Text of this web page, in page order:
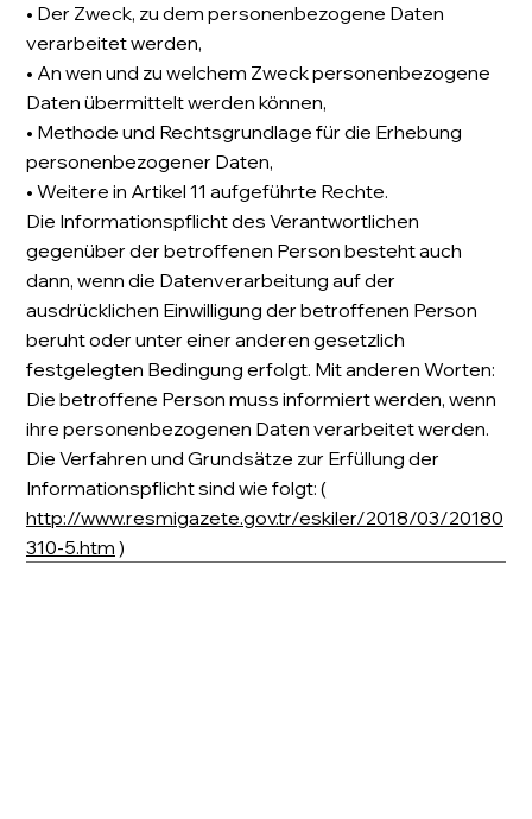
• Der Zweck, zu dem personenbezogene Daten
verarbeitet werden,
• An wen und zu welchem Zweck personenbezogene
Daten übermittelt werden können,
• Methode und Rechtsgrundlage für die Erhebung
personenbezogener Daten,
• Weitere in Artikel 11 aufgeführte Rechte.
Die Informationspflicht des Verantwortlichen
gegenüber der betroffenen Person besteht auch
dann, wenn die Datenverarbeitung auf der
ausdrücklichen Einwilligung der betroffenen Person
beruht oder unter einer anderen gesetzlich
festgelegten Bedingung erfolgt. Mit anderen Worten:
Die betroffene Person muss informiert werden, wenn
ihre personenbezogenen Daten verarbeitet werden.
Die Verfahren und Grundsätze zur Erfüllung der
Informationspflicht sind wie folgt: (
http://www.resmigazete.gov.tr/eskiler/2018/03/20180
310-5.htm )